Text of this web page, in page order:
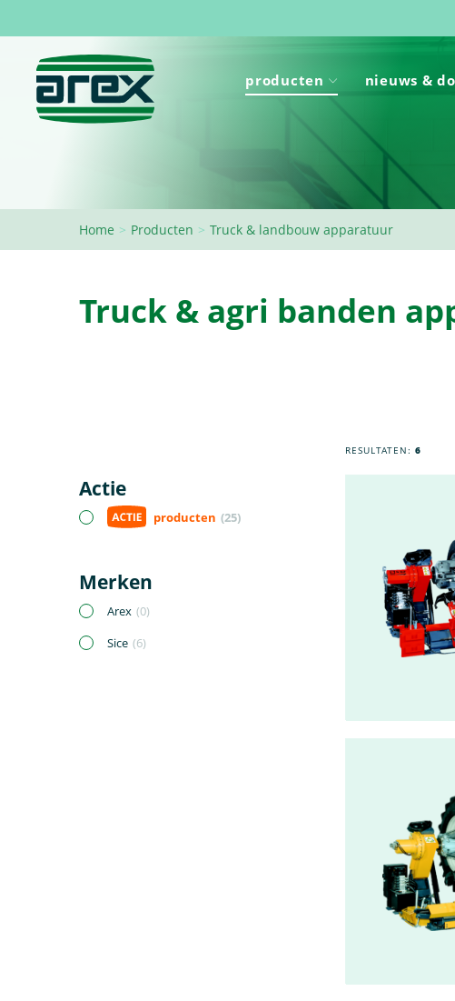
producten nieuws &
Home > Producten > Truck & landbouw apparatuur
Truck & agri banden
Actie
producten (25)
Merken
Arex (0)
Sice (6)
RESULTATEN: 6